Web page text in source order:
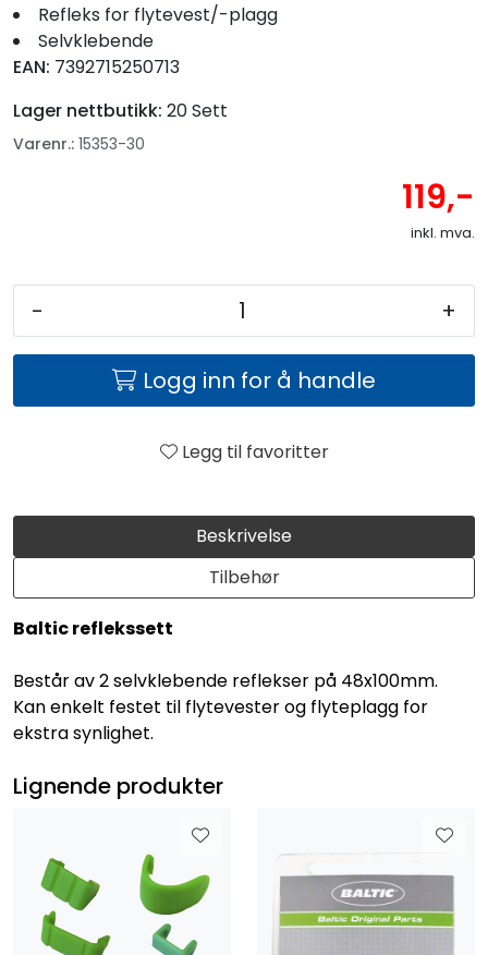
Beskrivelse
Tilbehør
Baltic reflekssett
Består av 2 selvklebende reflekser på 48x100mm.
Kan enkelt festet til flytevester og flyteplagg for
ekstra synlighet.
Refleks for flytevest/-plagg
Selvklebende
EAN: 7392715250713
Lager nettbutikk: 20 Sett
Varenr.: 15353-30
119,-
inkl. mva.
- +
Logg inn for å handle
Legg til favoritter
Lignende produkter